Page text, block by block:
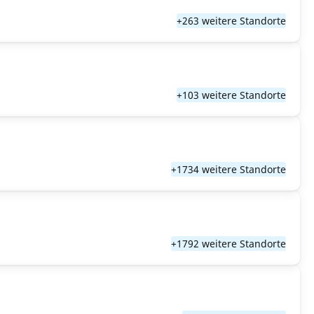
+263 weitere Standorte
+103 weitere Standorte
+1734 weitere Standorte
+1792 weitere Standorte